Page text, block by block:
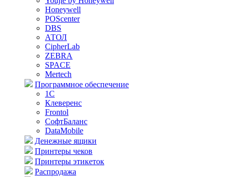
Honeywell
POScenter
DBS
АТОЛ
CipherLab
ZEBRA
SPACE
Mertech
Программное обеспечение
1С
Клеверенс
Frontol
СофтБаланс
DataMobile
Денежные ящики
Принтеры чеков
Принтеры этикеток
Распродажа